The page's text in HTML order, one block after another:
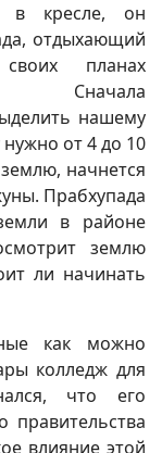
кресле, он
отдыхающий
планах
Сначала
нашему
от 4 до 10
начнется
Прабхупада
в районе
землю
ли начинать
как можно
колледж для
что его
правительства
влияние этой